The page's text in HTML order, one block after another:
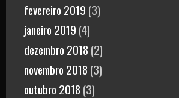
fevereiro 2019 (3)
janeiro 2019 (4)
dezembro 2018 (2)
novembro 2018 (3)
outubro 2018 (3)